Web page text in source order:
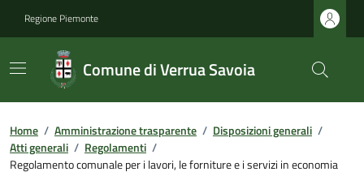
Regione Piemonte
Comune di Verrua Savoia
Home / Amministrazione trasparente / Disposizioni generali /
Atti generali / Regolamenti /
Regolamento comunale per i lavori, le forniture e i servizi in economia